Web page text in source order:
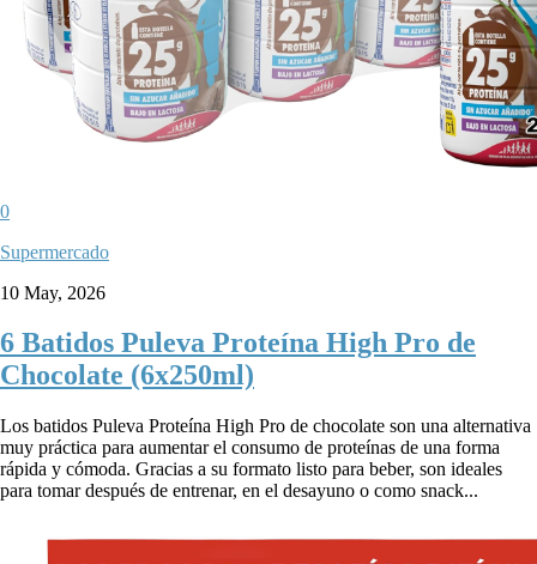
0
Supermercado
10 May, 2026
6 Batidos Puleva Proteína High Pro de
Chocolate (6x250ml)
Los batidos Puleva Proteína High Pro de chocolate son una alternativa
muy práctica para aumentar el consumo de proteínas de una forma
rápida y cómoda. Gracias a su formato listo para beber, son ideales
para tomar después de entrenar, en el desayuno o como snack...